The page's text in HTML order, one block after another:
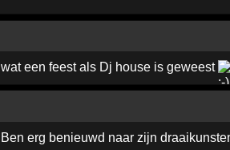
wat een feest als Dj house is geweest
Ben erg benieuwd naar zijn